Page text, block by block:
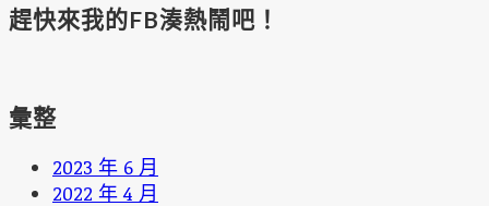
趕快來我的FB湊熱鬧吧！
彙整
2023 年 6 月
2022 年 4 月